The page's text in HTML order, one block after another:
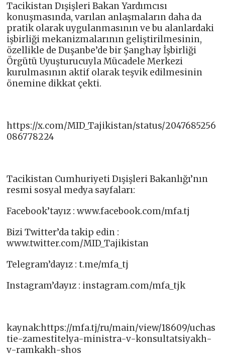
Tacikistan Dışişleri Bakan Yardımcısı
konuşmasında, varılan anlaşmaların daha da
pratik olarak uygulanmasının ve bu alanlardaki
işbirliği mekanizmalarının geliştirilmesinin,
özellikle de Duşanbe’de bir Şanghay İşbirliği
Örgütü Uyuşturucuyla Mücadele Merkezi
kurulmasının aktif olarak teşvik edilmesinin
önemine dikkat çekti.
https://x.com/MID_Tajikistan/status/2047685256
086778224
Tacikistan Cumhuriyeti Dışişleri Bakanlığı’nın
resmi sosyal medya sayfaları:
Facebook’tayız : www.facebook.com/mfa.tj​
Bizi Twitter’da takip edin :
www.twitter.com/MID_Tajikistan
Telegram’dayız : t.me/mfa_tj​
Instagram’dayız : instagram.com/mfa_tjk​
kaynak:https://mfa.tj/ru/main/view/18609/uchas
tie-zamestitelya-ministra-v-konsultatsiyakh-
v-ramkakh-shos